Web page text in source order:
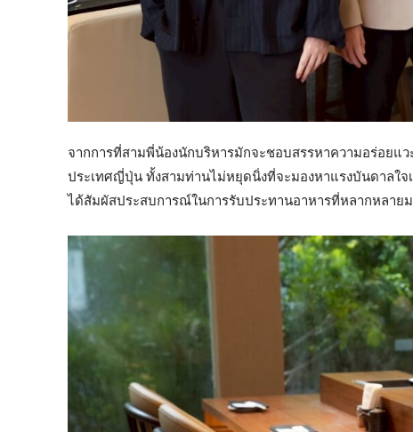
จากการที่สามพี่น้องนักบริหารมักจะชอบสรรหาความอร่อยแ
ประเทศญี่ปุ่น ทั้งสามท่านไม่หยุดนิ่งที่จะมองหาแรงบันดาลใ
ได้สัมผัสประสบการณ์ในการรับประทานอาหารที่หลากหลาย